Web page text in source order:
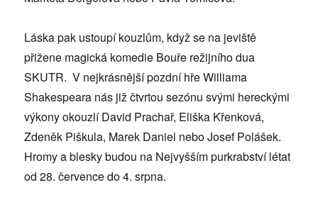
Láska pak ustoupí kouzlům, když se na jeviště
přižene magická komedie Bouře režijního dua
SKUTR. V nejkrásnější pozdní hře Williama
Shakespeara nás již čtvrtou sezónu svými hereckými
výkony okouzlí David Prachař, Eliška Křenková,
Zdeněk Piškula, Marek Daniel nebo Josef Polášek.
Hromy a blesky budou na Nejvyšším purkrabství létat
od 28. července do 4. srpna.